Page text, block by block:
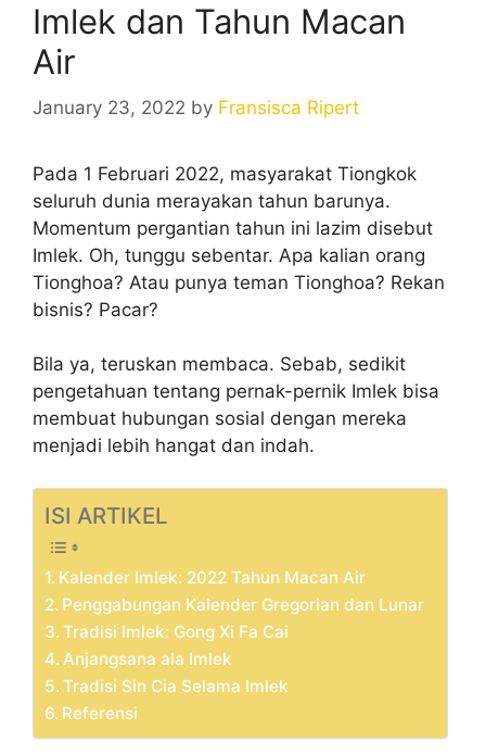
Imlek dan Tahun Macan
Air
January 23, 2022 by Fransisca Ripert
Pada 1 Februari 2022, masyarakat Tiongkok
seluruh dunia merayakan tahun barunya.
Momentum pergantian tahun ini lazim disebut
Imlek. Oh, tunggu sebentar. Apa kalian orang
Tionghoa? Atau punya teman Tionghoa? Rekan
bisnis? Pacar?
Bila ya, teruskan membaca. Sebab, sedikit
pengetahuan tentang pernak-pernik Imlek bisa
membuat hubungan sosial dengan mereka
menjadi lebih hangat dan indah.
ISI ARTIKEL
Kalender Imlek: 2022 Tahun Macan Air
Penggabungan Kalender Gregorian dan Lunar
Tradisi Imlek: Gong Xi Fa Cai
Anjangsana ala Imlek
Tradisi Sin Cia Selama Imlek
Referensi